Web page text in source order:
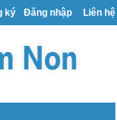
ký Đăng nhập Liên hệ